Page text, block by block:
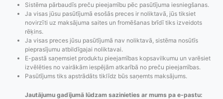
Pasūtījumu statusa
maiņas
paziņojumi,
Izsekošana,
Pasūtījumu re-
order u.c.
Visi pieejamie
to izmaksas bez
lietotāja konta
izveides.
PayPal
Sistēma pārbaudīs preču pieejamību pēc pasūtījuma iesniegšanas.
Ja visas jūsu pasūtījumā esošās preces ir noliktavā, jūs tiksiet
novirzīti uz maksājuma saites un fromēšanas brīdī tiks izveidots
rēķins.
Ja visas preces jūsu pasūtījumā nav noliktavā, sistēma nosūtīs
pieprasījumu atbildīgajai noliktavai.
E-pastā saņemsiet produktu pieejamības kopsavilkumu un varēsiet
izvēlēties no vairākām iespējām atkarībā no preču pieejamības.
Pasūtījums tiks apstrādāts tiklīdz būs saņemts maksājums.
Jautājumu gadījumā lūdzam sazinieties ar mums pa e-pastu: